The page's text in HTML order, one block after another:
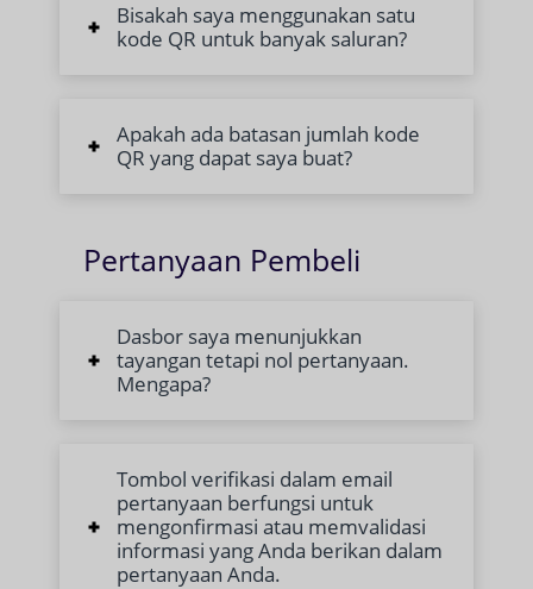
Bisakah saya menggunakan satu
kode QR untuk banyak saluran?
Apakah ada batasan jumlah kode
QR yang dapat saya buat?
Pertanyaan Pembeli
Dasbor saya menunjukkan
tayangan tetapi nol pertanyaan.
Mengapa?
Tombol verifikasi dalam email
pertanyaan berfungsi untuk
mengonfirmasi atau memvalidasi
informasi yang Anda berikan dalam
pertanyaan Anda.